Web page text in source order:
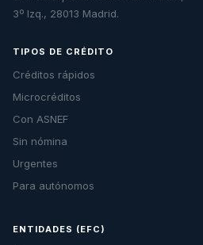
3º Izq., 28013 Madrid.
TIPOS DE CRÉDITO
Créditos rápidos
Microcréditos
Con ASNEF
Sin nómina
Urgentes
Para autónomos
ENTIDADES (EFC)